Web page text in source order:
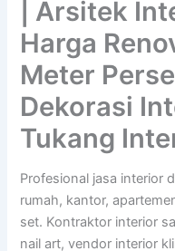
| Arsitek
Harga
Meter
Dekorasi
Tukang
Profesional jasa interior
rumah, kantor,
set. Kontraktor interior
nail art, vendor interior